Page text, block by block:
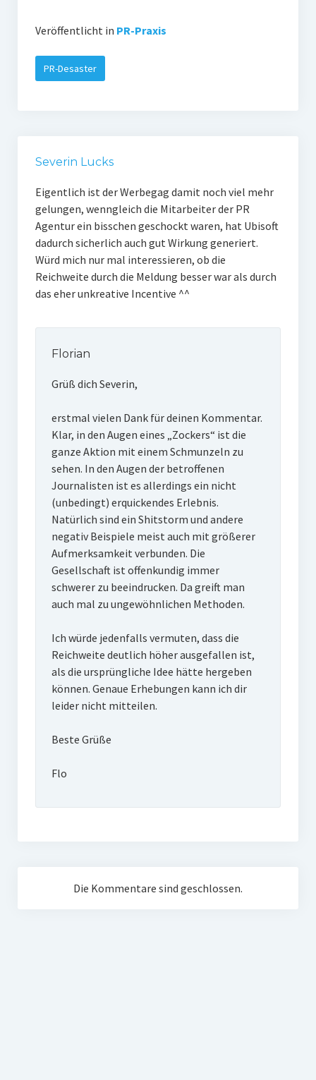
Veröffentlicht in PR-Praxis
PR-Desaster
Severin Lucks
Eigentlich ist der Werbegag damit noch viel mehr
gelungen, wenngleich die Mitarbeiter der PR
Agentur ein bisschen geschockt waren, hat Ubisoft
dadurch sicherlich auch gut Wirkung generiert.
Würd mich nur mal interessieren, ob die
Reichweite durch die Meldung besser war als durch
das eher unkreative Incentive ^^
Florian
Grüß dich Severin,
erstmal vielen Dank für deinen Kommentar.
Klar, in den Augen eines „Zockers“ ist die
ganze Aktion mit einem Schmunzeln zu
sehen. In den Augen der betroffenen
Journalisten ist es allerdings ein nicht
(unbedingt) erquickendes Erlebnis.
Natürlich sind ein Shitstorm und andere
negativ Beispiele meist auch mit größerer
Aufmerksamkeit verbunden. Die
Gesellschaft ist offenkundig immer
schwerer zu beeindrucken. Da greift man
auch mal zu ungewöhnlichen Methoden.
Ich würde jedenfalls vermuten, dass die
Reichweite deutlich höher ausgefallen ist,
als die ursprüngliche Idee hätte hergeben
können. Genaue Erhebungen kann ich dir
leider nicht mitteilen.
Beste Grüße
Flo
Die Kommentare sind geschlossen.